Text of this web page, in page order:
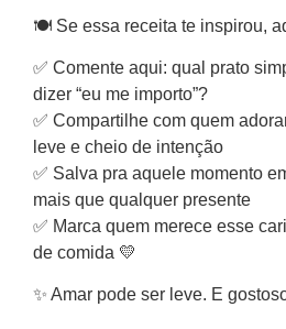
🍽️ Se essa receita te inspirou,
✅ Comente aqui: qual prato
dizer “eu me importo”?
✅ Compartilhe com quem
leve e cheio de intenção
✅ Salva pra aquele momento
mais que qualquer presente
✅ Marca quem merece esse
de comida 💛
✨ Amar pode ser leve. E